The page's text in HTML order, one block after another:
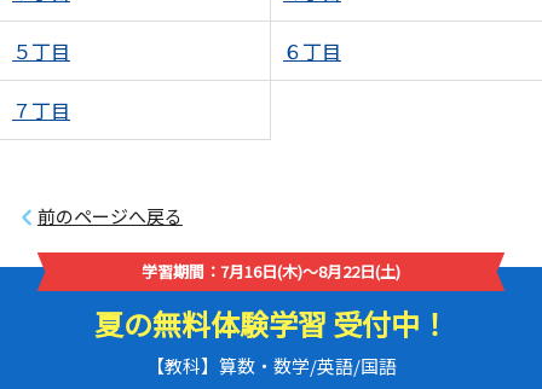
５丁目 ６丁目
７丁目
前のページへ戻る
学習期間：7月16日(木)～8月22日(土)
夏の無料体験学習 受付中！
【教科】算数・数学/英語/国語